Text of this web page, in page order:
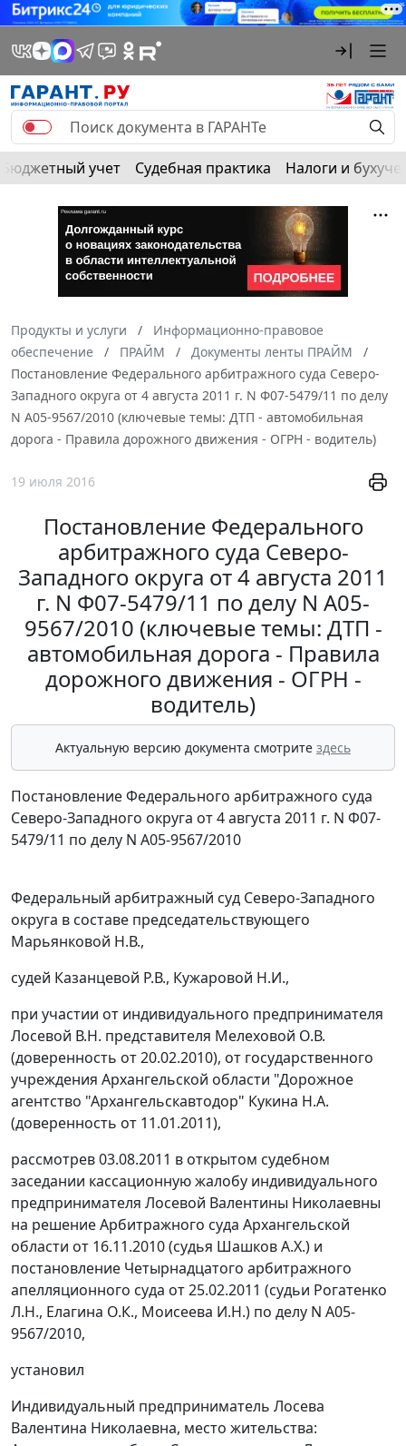
Бюджетный учет Судебная практика Налоги и
Продукты и услуги
Информационно-правовое
обеспечение
ПРАЙМ
Документы ленты ПРАЙМ
Постановление Федерального арбитражного суда Северо-
Западного округа от 4 августа 2011 г. N Ф07-5479/11 по делу
N А05-9567/2010 (ключевые темы: ДТП - автомобильная
дорога - Правила дорожного движения - ОГРН - водитель)
19 июля 2016
Постановление Федерального
арбитражного суда Северо-
Западного округа от 4 августа 2011
г. N Ф07-5479/11 по делу N А05-
9567/2010 (ключевые темы: ДТП -
автомобильная дорога - Правила
дорожного движения - ОГРН -
водитель)
Актуальную версию документа смотрите здесь
Постановление Федерального арбитражного суда
Северо-Западного округа от 4 августа 2011 г. N Ф07-
5479/11 по делу N А05-9567/2010
Федеральный арбитражный суд Северо-Западного
округа в составе председательствующего
Марьянковой Н.В.,
судей Казанцевой Р.В., Кужаровой Н.И.,
при участии от индивидуального предпринимателя
Лосевой В.Н. представителя Мелеховой О.В.
(доверенность от 20.02.2010), от государственного
учреждения Архангельской области "Дорожное
агентство "Архангельскавтодор" Кукина Н.А.
(доверенность от 11.01.2011),
рассмотрев 03.08.2011 в открытом судебном
заседании кассационную жалобу индивидуального
предпринимателя Лосевой Валентины Николаевны
на решение Арбитражного суда Архангельской
области от 16.11.2010 (судья Шашков А.Х.) и
постановление Четырнадцатого арбитражного
апелляционного суда от 25.02.2011 (судьи Рогатенко
Л.Н., Елагина О.К., Моисеева И.Н.) по делу N А05-
9567/2010,
установил
Индивидуальный предприниматель Лосева
Валентина Николаевна, место жительства: